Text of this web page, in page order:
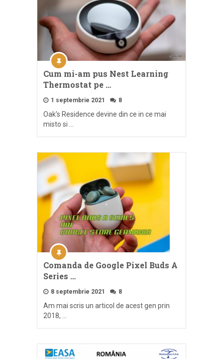
Cum mi-am pus Nest Learning
Thermostat pe …
1 septembrie 2021 8
Oak’s Residence devine din ce in ce mai
misto si …
Comanda de Google Pixel Buds A
Series …
8 septembrie 2021 8
Am mai scris un articol de acest gen prin
2018, …